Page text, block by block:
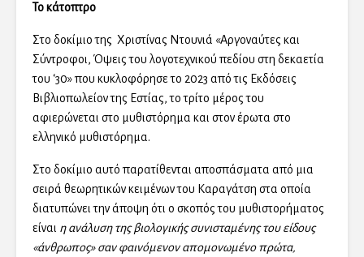
Το κάτοπτρο
Στο δοκίμιο της Χριστίνας Ντουνιά «Αργοναύτες και
Σύντροφοι, Όψεις του λογοτεχνικού πεδίου στη δεκαετία
του ‘30» που κυκλοφόρησε το 2023 από τις Εκδόσεις
Βιβλιοπωλείον της Εστίας, το τρίτο μέρος του
αφιερώνεται στο μυθιστόρημα και στον έρωτα στο
ελληνικό μυθιστόρημα.
Στο δοκίμιο αυτό παρατίθενται αποσπάσματα από μια
σειρά θεωρητικών κειμένων του Καραγάτση στα οποία
διατυπώνει την άποψη ότι ο σκοπός του μυθιστορήματος
είναι η ανάλυση της βιολογικής συνισταμένης του είδους
«άνθρωπος» σαν φαινόμενον απομονωμένο πρώτα,